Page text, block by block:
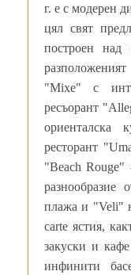
г. е с модерен
цял свят
построен над
"Mixe" с
ресъорант
ориенталска
ресторант
"Beach Rouge"
плажа и "Veli"
carte ястия,
закуски и
инфинити